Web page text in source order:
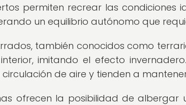
permiten recrear las condiciones
un equilibrio autónomo que
también conocidos como
imitando el efecto
de aire y tienden a
ofrecen la posibilidad de